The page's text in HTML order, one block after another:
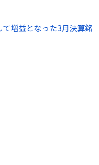
増益となった3月決算銘